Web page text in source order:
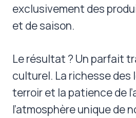
exclusivement des
et de saison.
Le résultat ? Un parfait
culturel. La richesse des
terroir et la patience de
l’atmosphère unique de